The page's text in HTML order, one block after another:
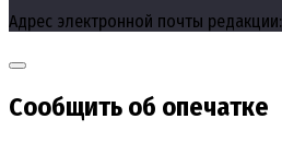
Адрес электронной почты редакции:
Сообщить об опечатке